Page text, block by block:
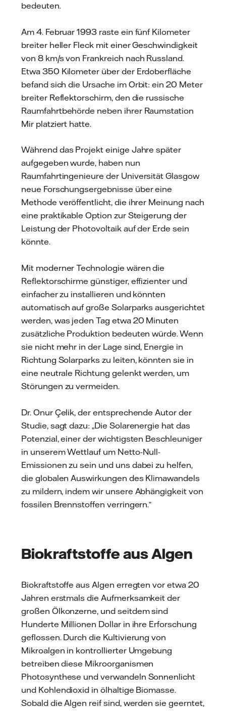
bedeuten.
Am 4. Februar 1993 raste ein fünf Kilometer
breiter heller Fleck mit einer Geschwindigkeit
von 8 km/s von Frankreich nach Russland.
Etwa 350 Kilometer über der Erdoberfläche
befand sich die Ursache im Orbit: ein 20 Meter
breiter Reflektorschirm, den die russische
Raumfahrtbehörde neben ihrer Raumstation
Mir platziert hatte.
Während das Projekt einige Jahre später
aufgegeben wurde, haben nun
Raumfahrtingenieure der Universität Glasgow
neue Forschungsergebnisse über eine
Methode veröffentlicht, die ihrer Meinung nach
eine praktikable Option zur Steigerung der
Leistung der Photovoltaik auf der Erde sein
könnte.
Mit moderner Technologie wären die
Reflektorschirme günstiger, effizienter und
einfacher zu installieren und könnten
automatisch auf große Solarparks ausgerichtet
werden, was jeden Tag etwa 20 Minuten
zusätzliche Produktion bedeuten würde. Wenn
sie nicht mehr in der Lage sind, Energie in
Richtung Solarparks zu leiten, könnten sie in
eine neutrale Richtung gelenkt werden, um
Störungen zu vermeiden.
Dr. Onur Çelik, der entsprechende Autor der
Studie, sagt dazu: „Die Solarenergie hat das
Potenzial, einer der wichtigsten Beschleuniger
in unserem Wettlauf um Netto-Null-
Emissionen zu sein und uns dabei zu helfen,
die globalen Auswirkungen des Klimawandels
zu mildern, indem wir unsere Abhängigkeit von
fossilen Brennstoffen verringern.“
Biokraftstoffe aus Algen
Biokraftstoffe aus Algen erregten vor etwa 20
Jahren erstmals die Aufmerksamkeit der
großen Ölkonzerne, und seitdem sind
Hunderte Millionen Dollar in ihre Erforschung
geflossen. Durch die Kultivierung von
Mikroalgen in kontrollierter Umgebung
betreiben diese Mikroorganismen
Photosynthese und verwandeln Sonnenlicht
und Kohlendioxid in ölhaltige Biomasse.
Sobald die Algen reif sind, werden sie geerntet,